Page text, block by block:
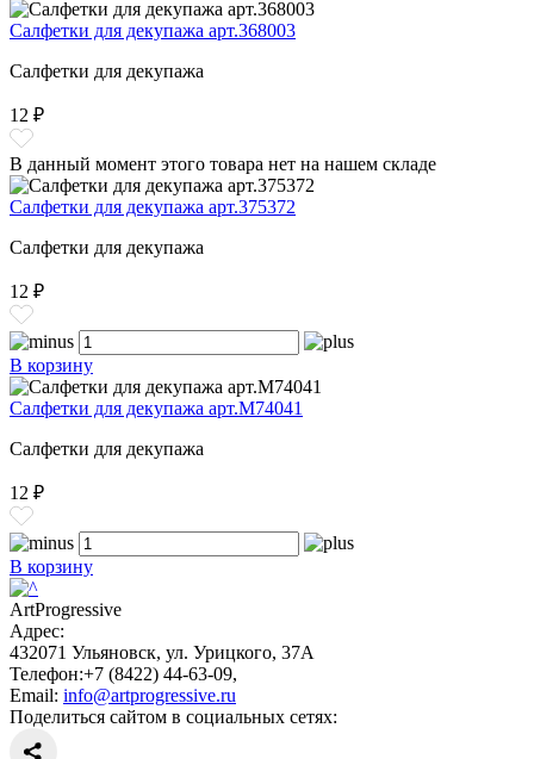
Салфетки для декупажа арт.368003
Салфетки для декупажа
12 ₽
В данный момент этого товара нет на нашем складе
Салфетки для декупажа арт.375372
Салфетки для декупажа
12 ₽
В корзину
Салфетки для декупажа арт.М74041
Салфетки для декупажа
12 ₽
В корзину
ArtProgressive
Адрес:
432071 Ульяновск, ул. Урицкого, 37А
Телефон:+7 (8422) 44-63-09,
Email: info@artprogressive.ru
Поделиться сайтом в социальных сетях: